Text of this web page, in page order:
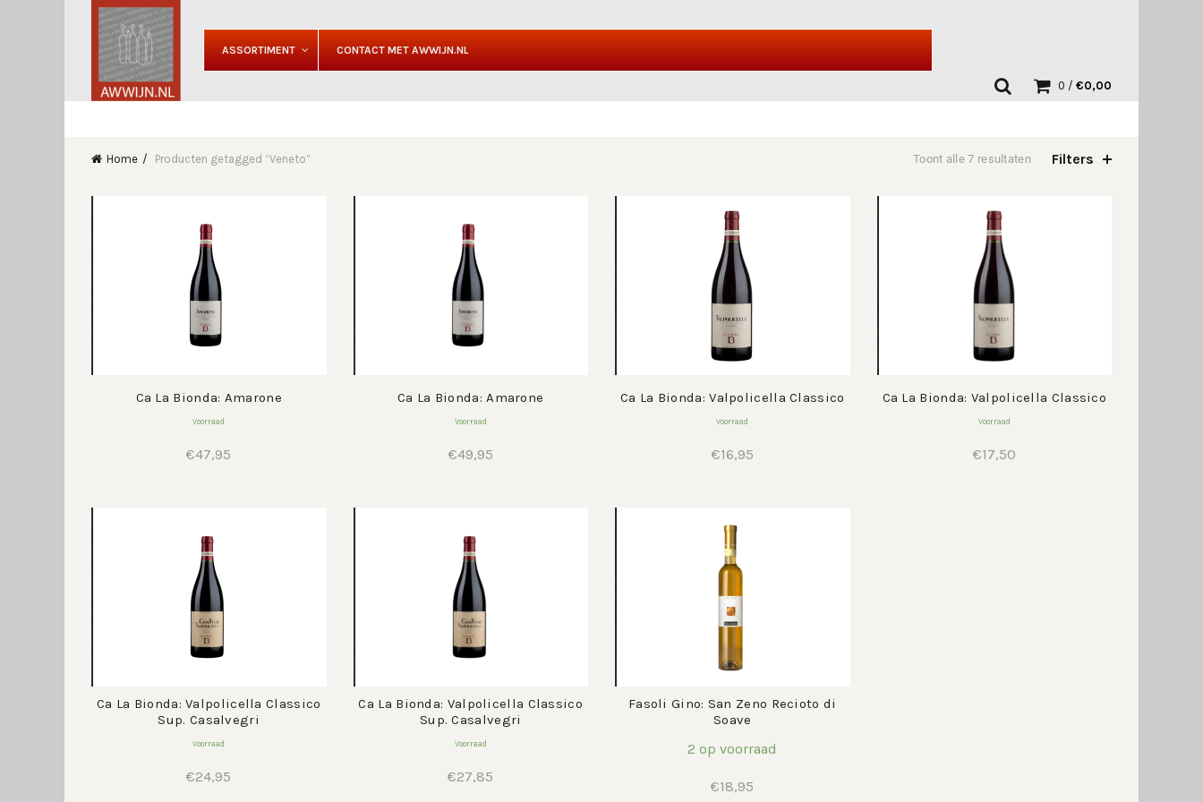
ASSORTIMENT CONTACT MET AWWIJN.NL
0 / €0,00
Home Producten getagged “Veneto” Toont alle 7 resultaten Filters
Ca La Bionda: Amarone
Voorraad
€47,95
Ca La Bionda: Amarone
Voorraad
€49,95
Ca La Bionda: Valpolicella Classico
Voorraad
€16,95
Ca La Bionda: Valpolicella Classico
Voorraad
€17,50
Ca La Bionda: Valpolicella Classico
Sup. Casalvegri
Voorraad
€24,95
Ca La Bionda: Valpolicella Classico
Sup. Casalvegri
Voorraad
€27,85
Fasoli Gino: San Zeno Recioto di
Soave
2 op voorraad
€18,95